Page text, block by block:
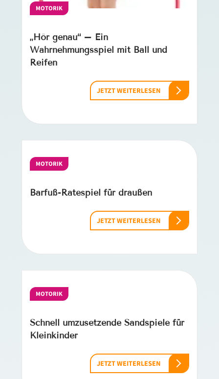
MOTORIK
„Hör genau“ – Ein
Wahrnehmungsspiel mit Ball und
Reifen
JETZT WEITERLESEN
MOTORIK
Barfuß-Ratespiel für draußen
JETZT WEITERLESEN
MOTORIK
Schnell umzusetzende Sandspiele für
Kleinkinder
JETZT WEITERLESEN